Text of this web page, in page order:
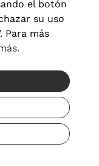
y condiciones
cookies
España
el botón
su uso
Para más